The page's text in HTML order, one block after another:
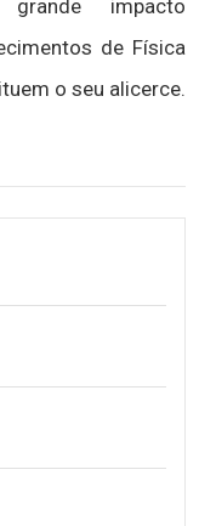
grande impacto
de Física
o seu alicerce.